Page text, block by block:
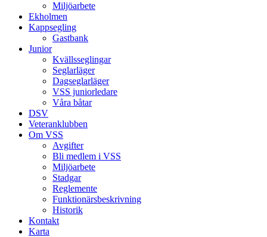
Miljöarbete
Ekholmen
Kappsegling
Gastbank
Junior
Kvällsseglingar
Seglarläger
Dagseglarläger
VSS juniorledare
Våra båtar
DSV
Veteranklubben
Om VSS
Avgifter
Bli medlem i VSS
Miljöarbete
Stadgar
Reglemente
Funktionärsbeskrivning
Historik
Kontakt
Karta